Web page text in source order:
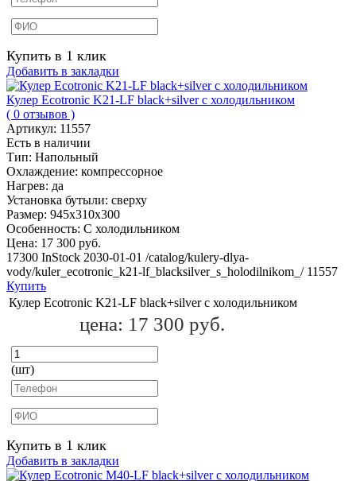
Купить в 1 клик
Добавить в закладки
Кулер Ecotronic K21-LF black+silver с холодильником
( 0 отзывов )
Артикул: 11557
Есть в наличии
Тип: Напольный
Охлаждение: компрессорное
Нагрев: да
Установка бутыли: сверху
Размер: 945x310x300
Особенность: С холодильником
Цена: 17 300 руб.
17300 InStock 2030-01-01 /catalog/kulery-dlya-
vody/kuler_ecotronic_k21-lf_blacksilver_s_holodilnikom_/ 11557
Купить
Кулер Ecotronic K21-LF black+silver с холодильником
цена: 17 300 руб.
(шт)
Купить в 1 клик
Добавить в закладки